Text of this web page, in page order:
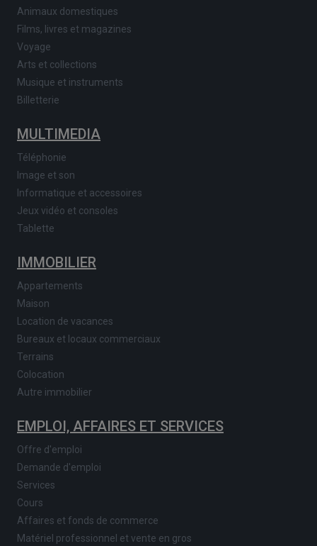
Animaux domestiques
Films, livres et magazines
Voyage
Arts et collections
Musique et instruments
Billetterie
MULTIMEDIA
Téléphonie
Image et son
Informatique et accessoires
Jeux vidéo et consoles
Tablette
IMMOBILIER
Appartements
Maison
Location de vacances
Bureaux et locaux commerciaux
Terrains
Colocation
Autre immobilier
EMPLOI, AFFAIRES ET SERVICES
Offre d'emploi
Demande d'emploi
Services
Cours
Affaires et fonds de commerce
Matériel professionnel et vente en gros